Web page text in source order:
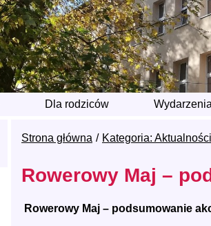
Dla rodziców Wydarzenia
Strona główna Kategoria: Aktualności
Rowerowy Maj –
Rowerowy Maj – podsumowanie